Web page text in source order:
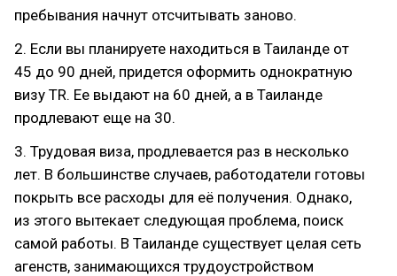
пребывания начнут отсчитывать заново.
2. Если вы планируете находиться в Таиланде от
45 до 90 дней, придется оформить однократную
визу TR. Ее выдают на 60 дней, а в Таиланде
продлевают еще на 30.
3. Трудовая виза, продлевается раз в несколько
лет. В большинстве случаев, работодатели готовы
покрыть все расходы для её получения. Однако,
из этого вытекает следующая проблема, поиск
самой работы. В Таиланде существует целая сеть
агенств, занимающихся трудоустройством